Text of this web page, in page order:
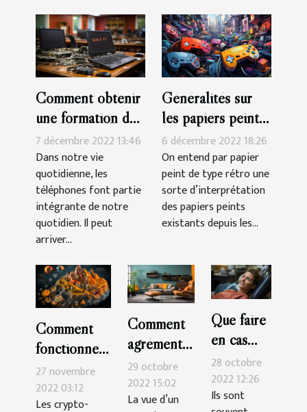
Comment obtenir
une formation de
réparation de
smartphone à
Montpelier ?
7 décembre 2022 13:46
Dans notre vie
quotidienne, les
téléphones font partie
intégrante de notre
quotidien. Il peut
arriver...
Généralités sur
les papiers peints
de type rétro
6 décembre 2022 18:26
On entend par papier
peint de type rétro une
sorte d’interprétation
des papiers peints
existants depuis les...
Comment
fonctionnent
les crypto-
monnaies ?
27 novembre
2022 03:12
Les crypto-
Comment
agrémenter
sa
décoration
murale ?
29 octobre
2022 15:02
La vue d’un
Que faire
en cas
d’urgence
dentaire ?
28 octobre
2022 12:26
Ils sont